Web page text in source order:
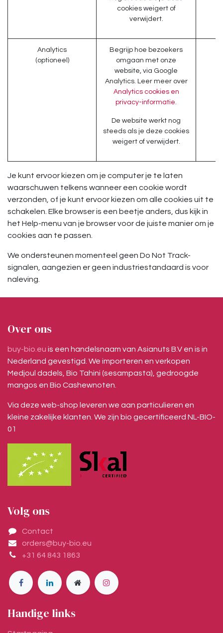
cookies weigert of
verwijdert.
Analytics
(optioneel)
Begrijp hoe bezoekers
omgaan met onze
website, via Google
Analytics. Leer meer over
Analytics cookies en
privacy-informatie.
De website werkt nog
steeds als je deze cookies
weigert of verwijdert.
Je kunt ervoor kiezen om je computer je te laten
waarschuwen telkens wanneer een cookie wordt
verzonden, of je kunt ervoor kiezen om alle cookies uit te
schakelen. Elke browser is een beetje anders, dus kijk in
het Help-menu van je browser voor de juiste manier om je
cookies aan te passen.
We ondersteunen momenteel geen Do Not Track-
signalen, aangezien er geen industriestandaard is voor
naleving.
Over ons
buy-bio.eu is een handelsnaam van Asianuts B.V en is in
Nederland gevestigd. We importeren en verkopen
Medjoul dadels, Bio Tahini (sesampasta), gedroogde
mangos en Bio Cashewnoten.
Via deze web-shop leveren we aan particulieren en
kleine zakelijke klanten. We zijn bio gecertificeerd NL-BIO-
01
Volg ons
Contact
orders@buy-bio.eu
+31 64 843 1863
Handige links